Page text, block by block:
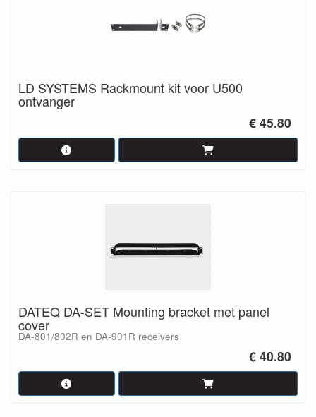
LD SYSTEMS Rackmount kit voor U500
ontvanger
€ 45.80
DATEQ DA-SET Mounting bracket met panel
cover
DA-801/802R en DA-901R receivers
€ 40.80